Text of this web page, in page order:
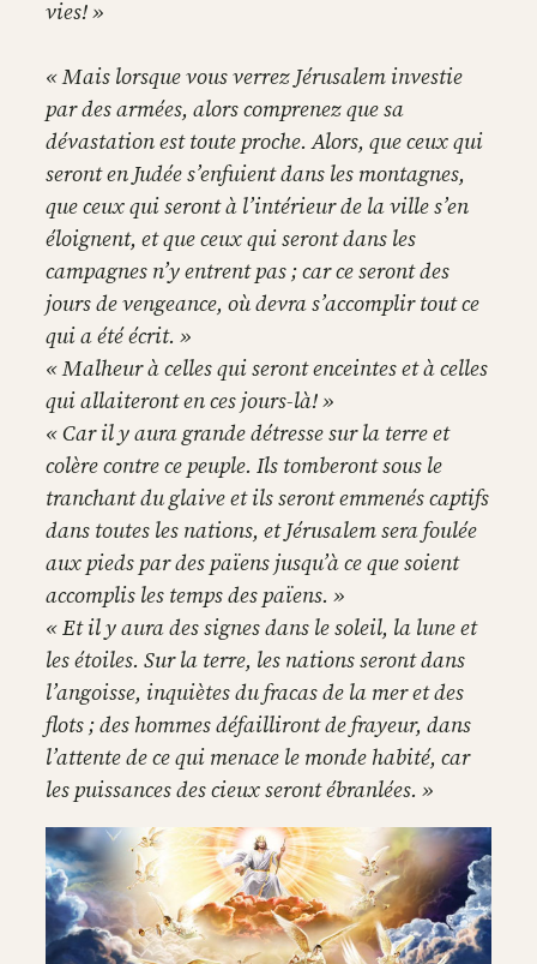
vies! »
« Mais lorsque vous verrez Jérusalem investie
par des armées, alors comprenez que sa
dévastation est toute proche. Alors, que ceux qui
seront en Judée s’enfuient dans les montagnes,
que ceux qui seront à l’intérieur de la ville s’en
éloignent, et que ceux qui seront dans les
campagnes n’y entrent pas ; car ce seront des
jours de vengeance, où devra s’accomplir tout ce
qui a été écrit. »
« Malheur à celles qui seront enceintes et à celles
qui allaiteront en ces jours-là! »
« Car il y aura grande détresse sur la terre et
colère contre ce peuple. Ils tomberont sous le
tranchant du glaive et ils seront emmenés captifs
dans toutes les nations, et Jérusalem sera foulée
aux pieds par des païens jusqu’à ce que soient
accomplis les temps des païens. »
« Et il y aura des signes dans le soleil, la lune et
les étoiles. Sur la terre, les nations seront dans
l’angoisse, inquiètes du fracas de la mer et des
flots ; des hommes défailliront de frayeur, dans
l’attente de ce qui menace le monde habité, car
les puissances des cieux seront ébranlées. »